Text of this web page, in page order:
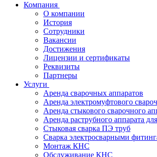
Компания
О компании
История
Сотрудники
Вакансии
Достижения
Лицензии и сертификаты
Реквизиты
Партнеры
Услуги
Аренда сварочных аппаратов
Аренда электромуфтового
Аренда стыкового сварочного
Аренда раструбного аппарата
Стыковая сварка ПЭ труб
Сварка электросварными
Монтаж КНС
Обслуживание КНС